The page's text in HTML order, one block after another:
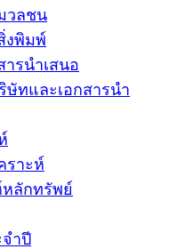
วลชน
งพิมพ์
ารนำเสนอ
ษัทและเอกสารนำ
ราะห์
หลักทรัพย์
จำปี